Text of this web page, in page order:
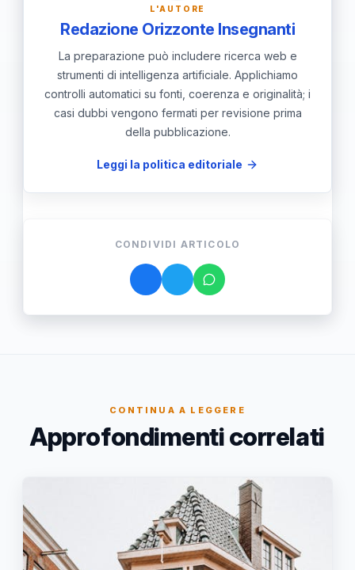
L'AUTORE
Redazione Orizzonte Insegnanti
La preparazione può includere ricerca web e
strumenti di intelligenza artificiale. Applichiamo
controlli automatici su fonti, coerenza e originalità; i
casi dubbi vengono fermati per revisione prima
della pubblicazione.
Leggi la politica editoriale
CONDIVIDI ARTICOLO
CONTINUA A LEGGERE
Approfondimenti correlati